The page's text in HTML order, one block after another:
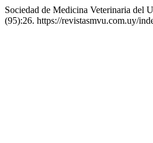
Sociedad de Medicina Veterinaria del
(95):26. https://revistasmvu.com.uy/